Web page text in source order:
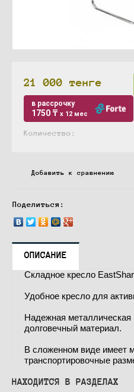
21 000 тенге
в рассрочку
1750 ₸ x 12 мес
Количество:
Добавить к сравнению
Поделиться:
ОПИСАНИЕ
Складное кресло
Удобное кресло для
Надежная
долговечный материал.
В сложенном виде имеет
транспортировочные
НАХОДИТСЯ В РАЗДЕЛАХ